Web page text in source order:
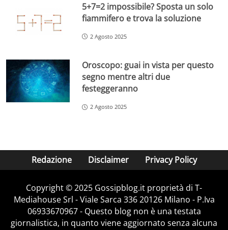
5+7=2 impossibile? Sposta un solo
fiammifero e trova la soluzione
2 Agosto 2025
Oroscopo: guai in vista per questo
segno mentre altri due
festeggeranno
2 Agosto 2025
Redazione Disclaimer Privacy Policy
Copyright © 2025 Gossipblog.it proprietà di T-
Mediahouse Srl - Viale Sarca 336 20126 Milano - P.Iva
06933670967 - Questo blog non è una testata
giornalistica, in quanto viene aggiornato senza alcuna